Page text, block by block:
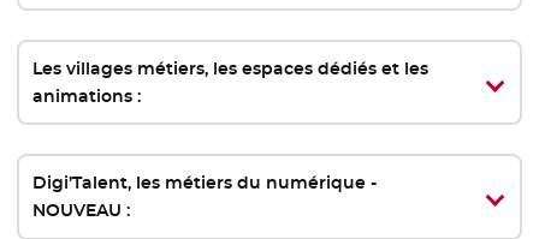
Les villages métiers, les espaces dédiés et les
animations :
Digi’Talent, les métiers du numérique -
NOUVEAU :